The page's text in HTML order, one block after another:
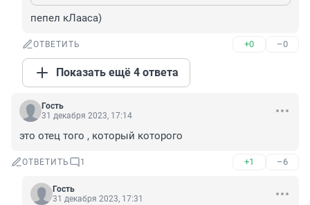
пепел кЛааса)
ОТВЕТИТЬ +0 –0
Показать ещё 4 ответа
Гость
31 декабря 2023, 17:14
это отец того , который которого
ОТВЕТИТЬ 1 +1 –6
Гость
31 декабря 2023, 17:31